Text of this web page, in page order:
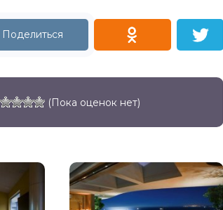
(Пока оценок нет)